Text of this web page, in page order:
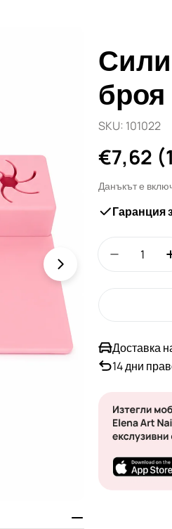
Отвори медия
броя
SKU: 101022
цена
€7,62
Данъкът е
Гаранция
Намали
Доставка
14 дни